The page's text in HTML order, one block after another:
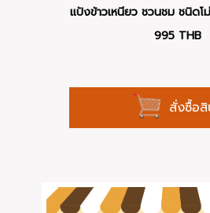
แป้งข้าวเหนียว ชวนชม ชนิดโ
995 THB
สั่งซื้อ